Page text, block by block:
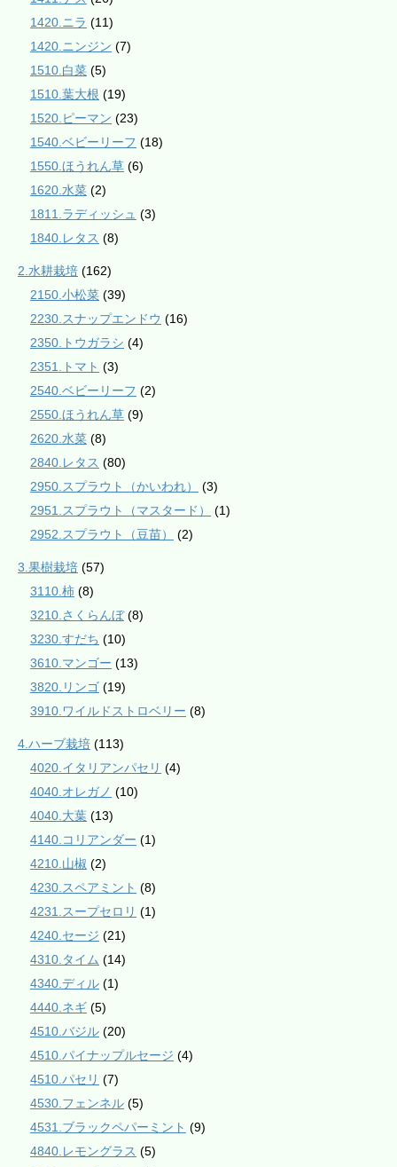
1420.ニラ (11)
1420.ニンジン (7)
1510.白菜 (5)
1510.葉大根 (19)
1520.ピーマン (23)
1540.ベビーリーフ (18)
1550.ほうれん草 (6)
1620.水菜 (2)
1811.ラディッシュ (3)
1840.レタス (8)
2.水耕栽培 (162)
2150.小松菜 (39)
2230.スナップエンドウ (16)
2350.トウガラシ (4)
2351.トマト (3)
2540.ベビーリーフ (2)
2550.ほうれん草 (9)
2620.水菜 (8)
2840.レタス (80)
2950.スプラウト（かいわれ）
(3)
2951.スプラウト（マスタード）
(1)
2952.スプラウト（豆苗）
(2)
3.果樹栽培 (57)
3110.柿 (8)
3210.さくらんぼ(8)
3230.すだち (10)
3610.マンゴー (13)
3820.リンゴ (19)
3910.ワイルドストロベリー (8)
4.ハーブ栽培 (113)
4020.イタリアンパセリ (4)
4040.オレガノ (10)
4040.大葉 (13)
4140.コリアンダー (1)
4210.山椒 (2)
4230.スペアミント (8)
4231.スープセロリ (1)
4240.セージ (21)
4310.タイム (14)
4340.ディル (1)
4440.ネギ (5)
4510.バジル (20)
4510.パイナップルセージ (4)
4510.パセリ (7)
4530.フェンネル (5)
4531.ブラックペパーミント (9)
4840.レモングラス (5)